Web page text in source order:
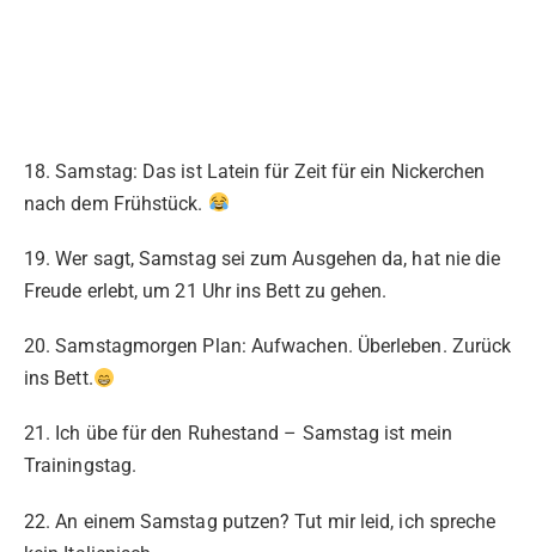
18. Samstag: Das ist Latein für Zeit für ein Nickerchen
nach dem Frühstück.
19. Wer sagt, Samstag sei zum Ausgehen da, hat nie die
Freude erlebt, um 21 Uhr ins Bett zu gehen.
20. Samstagmorgen Plan: Aufwachen. Überleben. Zurück
ins Bett.
21. Ich übe für den Ruhestand – Samstag ist mein
Trainingstag.
22. An einem Samstag putzen? Tut mir leid, ich spreche